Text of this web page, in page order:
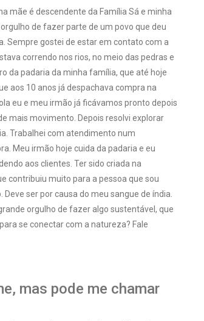
mãe é descendente da Família Sá e minha
de fazer parte de um povo que deu
Sempre gostei de estar em contato com a
correndo nos rios, no meio das pedras e
da padaria da minha família, que até hoje
aos 10 anos já despachava compra na
eu e meu irmão já ficávamos pronto depois
mais movimento. Depois resolvi explorar
Trabalhei com atendimento num
Meu irmão hoje cuida da padaria e eu
aos clientes. Ter sido criada na
contribuiu muito para a pessoa que sou
ser por causa do meu sangue de índia.
orgulho de fazer algo sustentável, que
se conectar com a natureza? Fale
mas pode me chamar